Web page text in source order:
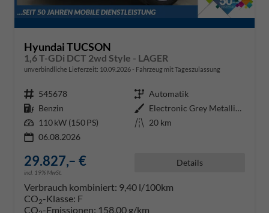
Hyundai TUCSON
1,6 T-GDi DCT 2wd Style - LAGER
unverbindliche Lieferzeit: 10.09.2026 Fahrzeug mit Tageszulassung
Fahrzeugnr. 545678 Getriebe Automatik
Kraftstoff Benzin Außenfarbe
Electronic Grey Metallic ()
Leistung 110 kW (150 PS) Kilometerstand 20 km
06.08.2026
29.827,– €
incl. 19% MwSt.
Details
Verbrauch kombiniert: 9,40 l/100km
CO2-Klasse: F
CO -Emissionen: 158,00 g/km